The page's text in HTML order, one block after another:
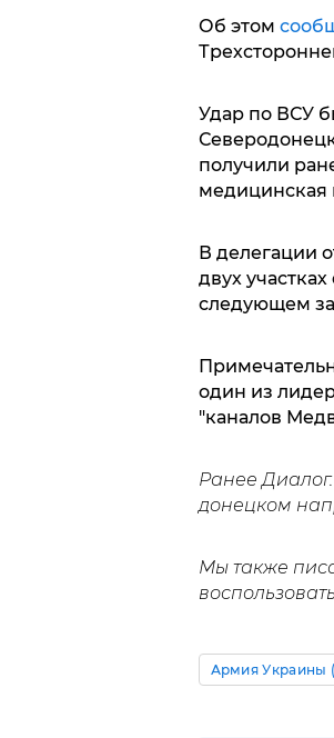
Об этом
Удар по ВСУ
получили
медицинская
В делегации
двух
следующем
один из
"каналов
Ранее
донецком
Мы также
Армия Украины